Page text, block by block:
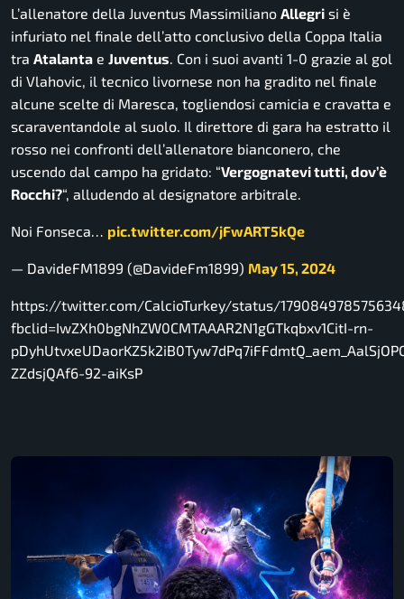
L’allenatore della Juventus Massimiliano Allegri si è
infuriato nel finale dell’atto conclusivo della Coppa Italia
tra Atalanta e Juventus. Con i suoi avanti 1-0 grazie al gol
di Vlahovic, il tecnico livornese non ha gradito nel finale
alcune scelte di Maresca, togliendosi camicia e cravatta e
scaraventandole al suolo. Il direttore di gara ha estratto il
rosso nei confronti dell’allenatore bianconero, che
uscendo dal campo ha gridato: “Vergognatevi tutti, dov’è
Rocchi?“, alludendo al designatore arbitrale.
Noi Fonseca… pic.twitter.com/jFwART5kQe
— DavideFM1899 (@DavideFm1899) May 15, 2024
https://twitter.com/CalcioTurkey/status/
fbclid=IwZXh0bgNhZW0CMTAAAR2N1gGTkqbxv1CitI-rn-
ZZdsjQAf6-92-aiKsP